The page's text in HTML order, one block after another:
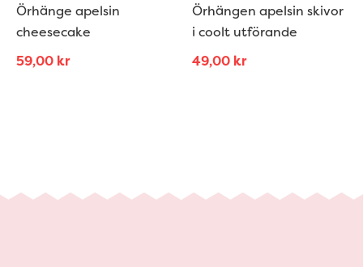
Örhänge apelsin
cheesecake
59,00 kr
Örhängen apelsin skivor
i coolt utförande
49,00 kr